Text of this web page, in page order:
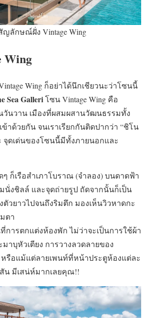
ญลักษณ์ฝั่ง Vintage Wing
Wing
Wing ก็อย่าได้นึกเชียวนะว่าโซนนี้
Sea Galleriโซน Vintage Wing คือ
วันวาน เมืองที่ผสมผสานวัฒนธรรมทั้ง
าด้วยกัน จนเราเรียกกันติดปากว่า “ชิโน
จุดเด่นของโซนนี้มีทั้งภายนอกและ
ก็เรือสำเภาโบราณ (จำลอง) บนดาดฟ้า
นั่งชิลล์ และจุดถ่ายรูป ถัดจากนั้นก็เป็น
ตัวยาวไปจนถึงริมตึก มองเห็นวิวหาดกะ
ตา
การตกแต่งห้องพัก ไม่ว่าจะเป็นการใช้ผ้า
มาบุหัวเตียง การวางลวดลายของ
หรือแม้แต่ลายเพนท์ที่หน้าประตูห้องแต่ละ
น มีเสน่ห์มากเลยคุณ!!